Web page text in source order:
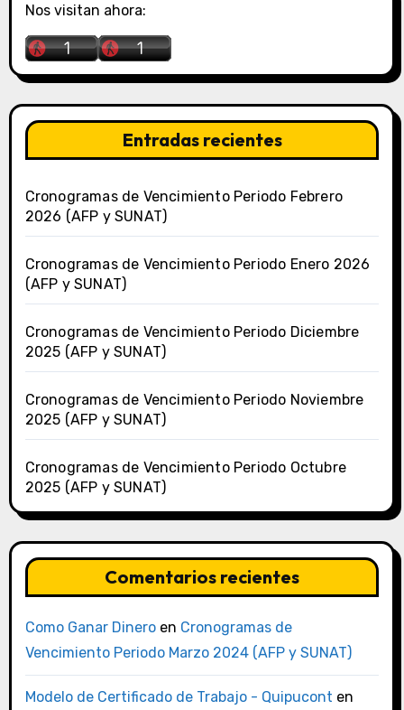
Nos visitan ahora:
Entradas recientes
Cronogramas de Vencimiento Periodo Febrero
2026 (AFP y SUNAT)
Cronogramas de Vencimiento Periodo Enero 2026
(AFP y SUNAT)
Cronogramas de Vencimiento Periodo Diciembre
2025 (AFP y SUNAT)
Cronogramas de Vencimiento Periodo Noviembre
2025 (AFP y SUNAT)
Cronogramas de Vencimiento Periodo Octubre
2025 (AFP y SUNAT)
Comentarios recientes
Como Ganar Dineroen Cronogramas de
Vencimiento Periodo Marzo 2024 (AFP y SUNAT)
Modelo de Certificado de Trabajo - Quipucont en